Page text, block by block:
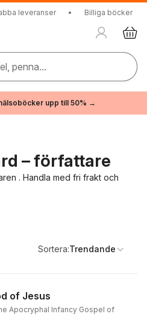
leveranser • Billiga böcker
penna...
upp till 50% →
– författare
. Handla med fri frakt och
Sortera:Trendande
of Jesus
Apocryphal Infancy Gospel of